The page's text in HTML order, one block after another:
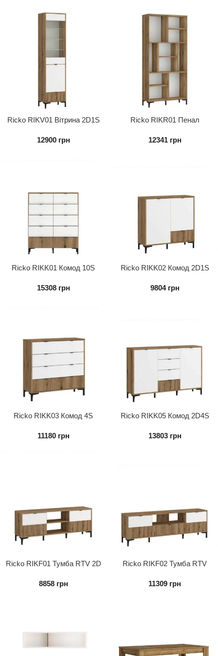
Ricko RIKV01 Вітрина 2D1S
12900 грн
Ricko RIKR01 Пенал
12341 грн
Ricko RIKK01 Комод 10S
15308 грн
Ricko RIKK02 Комод 2D1S
9804 грн
Ricko RIKK03 Комод 4S
11180 грн
Ricko RIKK05 Комод 2D4S
13803 грн
Ricko RIKF01 Тумба RTV 2D
8858 грн
Ricko RIKF02 Тумба RTV
11309 грн